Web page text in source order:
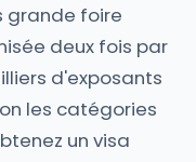
grande foire
deux fois par
d'exposants
les catégories
un visa